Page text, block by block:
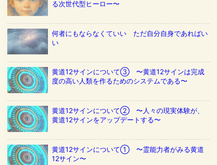
る次世代型ヒーロー〜
何者にもならなくていい ただ自分自身であればい
い
黄道12サインについて③ 〜黄道12サインは完成
度の高い人類を作るためのシステムである〜
黄道12サインについて② 〜人々の現実体験が、
黄道12サインをアップデートする〜
黄道12サインについて① 〜霊能力者がみる黄道
12サイン〜